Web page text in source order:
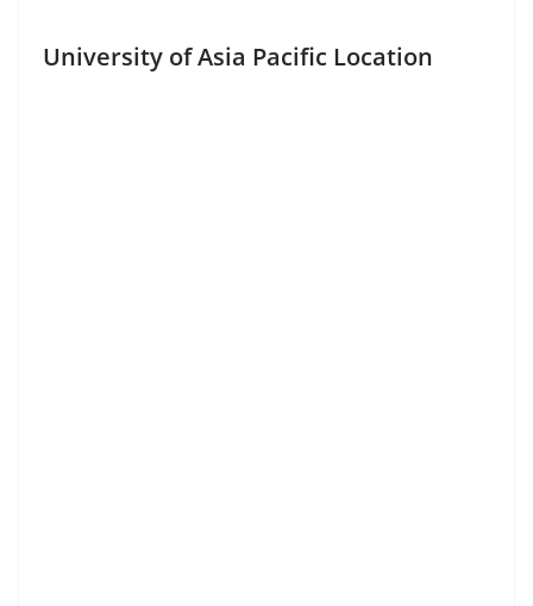
University of Asia Pacific Location